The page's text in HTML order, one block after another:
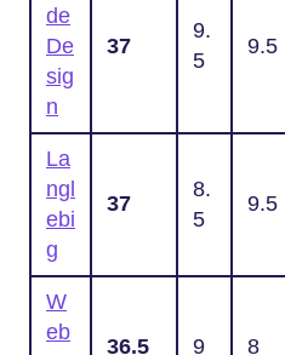
de
De
sig
n
37
9.
5
9.5
La
ngl
ebi
g
37
8.
5
9.5
W
eb
36.5 9 8